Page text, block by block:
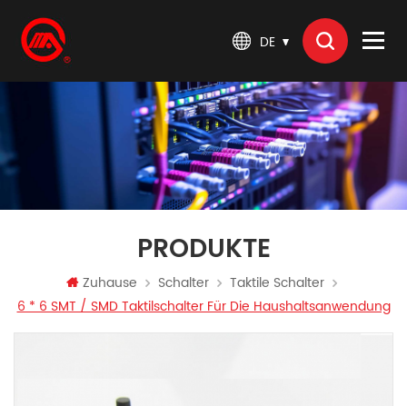
DE
PRODUKTE
Zuhause Schalter
Taktile Schalter
6 * 6 SMT / SMD Taktilschalter Für Die Haushaltsanwendung